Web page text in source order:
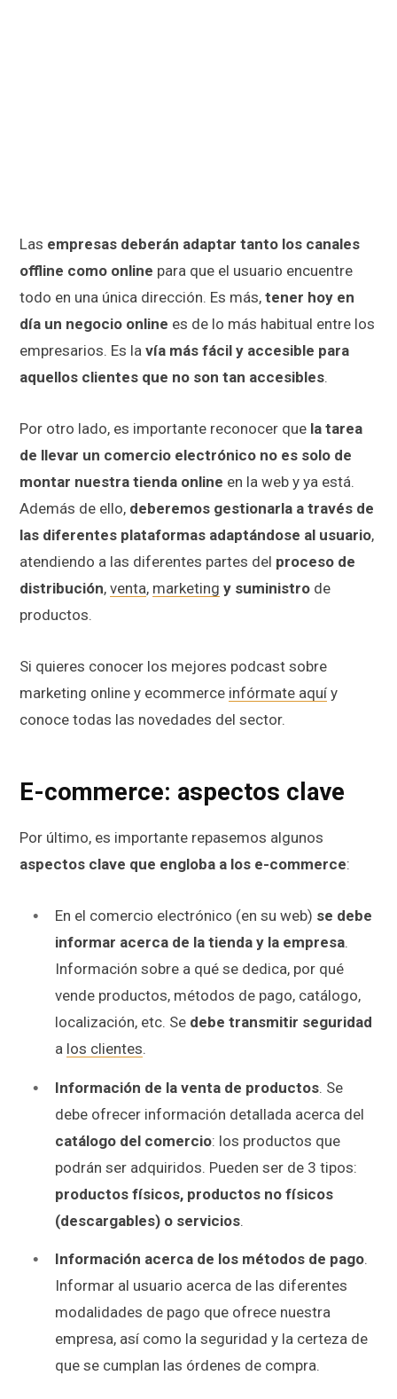
Las empresas deberán adaptar tanto los canales
offline como online para que el usuario encuentre
todo en una única dirección. Es más, tener hoy en
día un negocio online es de lo más habitual entre los
empresarios. Es la vía más fácil y accesible para
aquellos clientes que no son tan accesibles.
Por otro lado, es importante reconocer que la tarea
de llevar un comercio electrónico no es solo de
montar nuestra tienda online en la web y ya está.
Además de ello, deberemos gestionarla a través de
las diferentes plataformas adaptándose al usuario,
atendiendo a las diferentes partes del proceso de
distribución, venta, marketing y suministro de
productos.
Si quieres conocer los mejores podcast sobre
marketing online y ecommerce infórmate aquí y
conoce todas las novedades del sector.
E-commerce: aspectos clave
Por último, es importante repasemos algunos
aspectos clave que engloba a los e-commerce:
En el comercio electrónico (en su web) se debe
informar acerca de la tienda y la empresa.
Información sobre a qué se dedica, por qué
vende productos, métodos de pago, catálogo,
localización, etc. Se debe transmitir seguridad
a los clientes.
Información de la venta de productos. Se
debe ofrecer información detallada acerca del
catálogo del comercio: los productos que
podrán ser adquiridos. Pueden ser de 3 tipos:
productos físicos, productos no físicos
(descargables) o servicios.
Información acerca de los métodos de pago.
Informar al usuario acerca de las diferentes
modalidades de pago que ofrece nuestra
empresa, así como la seguridad y la certeza de
que se cumplan las órdenes de compra.